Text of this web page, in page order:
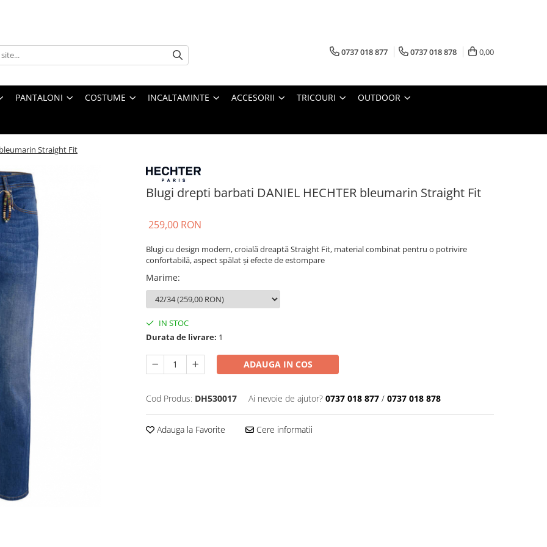
0737 018 877 0737 018 878 0,00
PANTALONI COSTUME INCALTAMINTE ACCESORII TRICOURI OUTDOOR
Straight Fit
Blugi drepti barbati DANIEL HECHTER bleumarin Straight Fit
259,00 RON
Blugi cu design modern, croială dreaptă Straight Fit, material combinat pentru o potrivire
confortabilă, aspect spălat și efecte de estompare
Marime:
IN STOC
Durata de livrare: 1
ADAUGA IN COS
Cod Produs: DH530017 Ai nevoie de ajutor? 0737 018 877 / 0737 018 878
Adauga la Favorite Cere informatii